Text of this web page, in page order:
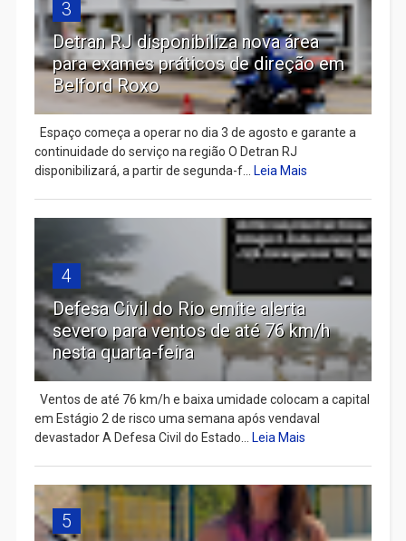
3
Detran RJ disponibiliza nova área
para exames práticos de direção em
Belford Roxo
Espaço começa a operar no dia 3 de agosto e garante a
continuidade do serviço na região O Detran RJ
disponibilizará, a partir de segunda-f...
Leia Mais
4
Defesa Civil do Rio emite alerta
severo para ventos de até 76 km/h
nesta quarta-feira
Ventos de até 76 km/h e baixa umidade colocam a capital
em Estágio 2 de risco uma semana após vendaval
devastador A Defesa Civil do Estado...
Leia Mais
5